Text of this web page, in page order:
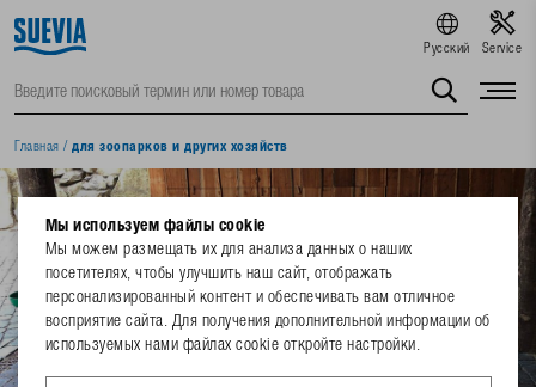
Русский Service
Главная / для зоопарков и других хозяйств
Мы используем файлы cookie
Мы можем размещать их для анализа данных о наших
посетителях, чтобы улучшить наш сайт, отображать
персонализированный контент и обеспечивать вам отличное
восприятие сайта. Для получения дополнительной информации об
используемых нами файлах cookie откройте настройки.